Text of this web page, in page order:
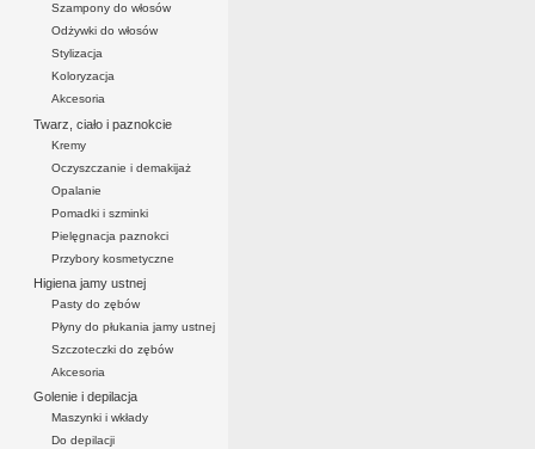
Szampony do włosów
Odżywki do włosów
Stylizacja
Koloryzacja
Akcesoria
Twarz, ciało i paznokcie
Kremy
Oczyszczanie i demakijaż
Opalanie
Pomadki i szminki
Pielęgnacja paznokci
Przybory kosmetyczne
Higiena jamy ustnej
Pasty do zębów
Płyny do płukania jamy ustnej
Szczoteczki do zębów
Akcesoria
Golenie i depilacja
Maszynki i wkłady
Do depilacji